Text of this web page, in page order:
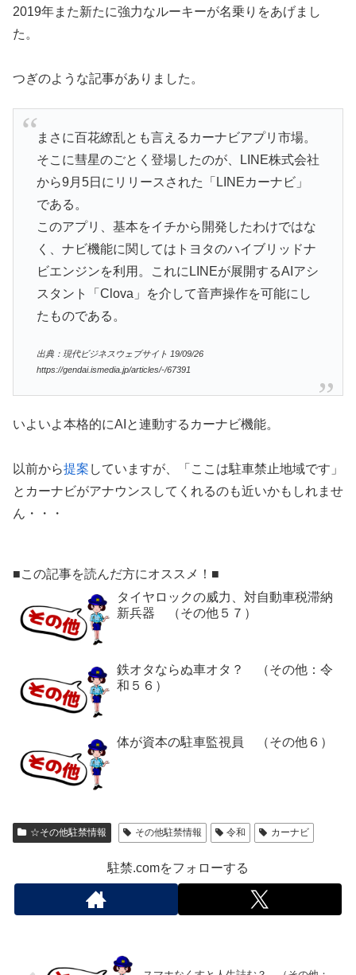
2019年また新たに強力なルーキーが名乗りをあげまし
た。
つぎのような記事がありました。
まさに百花繚乱とも言えるカーナビアプリ市場。
そこに彗星のごとく登場したのが、LINE株式会社
から9月5日にリリースされた「LINEカーナビ」
である。
このアプリ、基本をイチから開発したわけではな
く、ナビ機能に関してはトヨタのハイブリッドナ
ビエンジンを利用。これにLINEが展開するAIアシ
スタント「Clova」を介して音声操作を可能にし
たものである。
出典：現代ビジネスウェブサイト 19/09/26
https://gendai.ismedia.jp/articles/-/67391
いよいよ本格的にAIと連動するカーナビ機能。
以前から提案 していますが、「ここは駐車禁止地域です」
とカーナビがアナウンスしてくれるのも近いかもしれませ
ん・・・
■この記事を読んだ方にオススメ！■
タイヤロックの威力、対自動車税滞納
新兵器 （その他５７）
鉄オタならぬ車オタ？ （その他：令
和５６）
体が資本の駐車監視員 （その他６）
☆その他駐禁情報 その他駐禁情報 令和 カーナビ
駐禁.comをフォローする